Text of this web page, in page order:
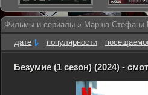
Фильмы и сериалы » Марша Стефани
дате
популярности
Безумие (1 сезон) (2024) -